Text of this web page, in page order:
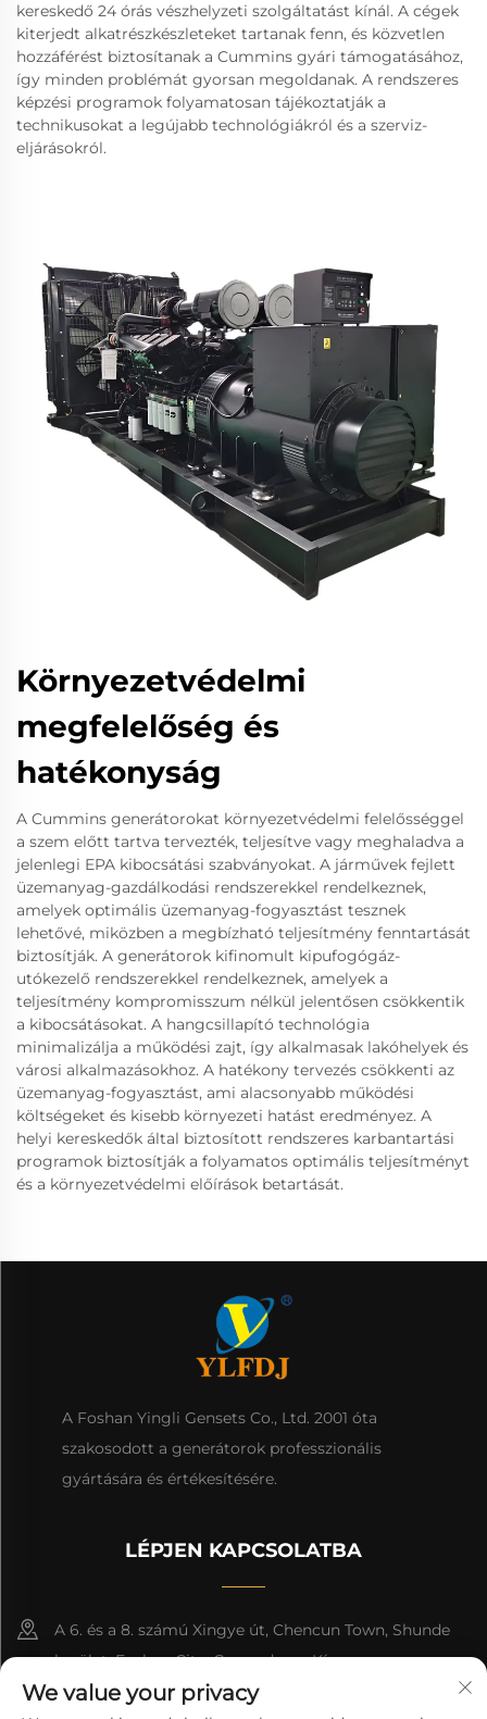
kereskedő 24 órás vészhelyzeti szolgáltatást kínál. A cégek
kiterjedt alkatrészkészleteket tartanak fenn, és közvetlen
hozzáférést biztosítanak a Cummins gyári támogatásához,
így minden problémát gyorsan megoldanak. A rendszeres
képzési programok folyamatosan tájékoztatják a
technikusokat a legújabb technológiákról és a szerviz-
eljárásokról.
Környezetvédelmi
megfelelőség és
hatékonyság
A Cummins generátorokat környezetvédelmi felelősséggel
a szem előtt tartva tervezték, teljesítve vagy meghaladva a
jelenlegi EPA kibocsátási szabványokat. A járművek fejlett
üzemanyag-gazdálkodási rendszerekkel rendelkeznek,
amelyek optimális üzemanyag-fogyasztást tesznek
lehetővé, miközben a megbízható teljesítmény fenntartását
biztosítják. A generátorok kifinomult kipufogógáz-
utókezelő rendszerekkel rendelkeznek, amelyek a
teljesítmény kompromisszum nélkül jelentősen csökkentik
a kibocsátásokat. A hangcsillapító technológia
minimalizálja a működési zajt, így alkalmasak lakóhelyek és
városi alkalmazásokhoz. A hatékony tervezés csökkenti az
üzemanyag-fogyasztást, ami alacsonyabb működési
költségeket és kisebb környezeti hatást eredményez. A
helyi kereskedők által biztosított rendszeres karbantartási
programok biztosítják a folyamatos optimális teljesítményt
és a környezetvédelmi előírások betartását.
A Foshan Yingli Gensets Co., Ltd. 2001 óta
szakosodott a generátorok professzionális
gyártására és értékesítésére.
LÉPJEN KAPCSOLATBA
A 6. és a 8. számú Xingye út, Chencun Town, Shunde
kerület, Foshan City, Guangdong, Kína.
8618676517177
We value your privacy